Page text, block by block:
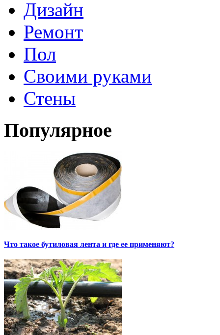
Дизайн
Ремонт
Пол
Своими руками
Стены
Популярное
Что такое бутиловая лента и где ее применяют?